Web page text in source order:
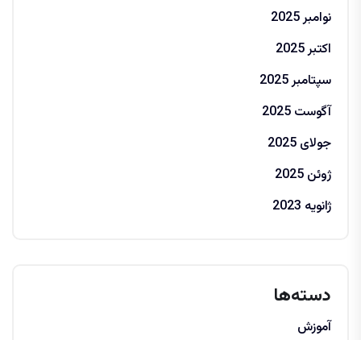
نوامبر 2025
اکتبر 2025
سپتامبر 2025
آگوست 2025
جولای 2025
ژوئن 2025
ژانویه 2023
دسته‌ها
آموزش